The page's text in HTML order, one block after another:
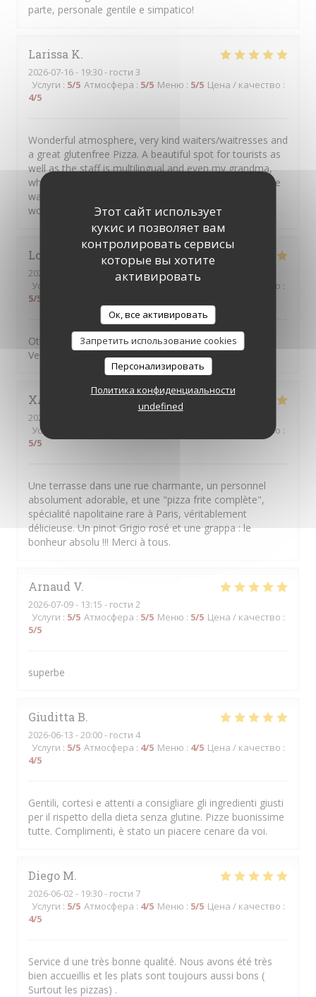
Этот сайт использует
кукис и позволяет вам
контролировать сервисы
которые вы хотите
активировать
Ок, все активировать
Запретить использование cookies
Персонализировать
Политика конфиденциальности
undefined
parte, personale gentile e simpatico!
Larissa K
2026-07-16- 19:30 - гости 3
Услуги : 5/5 Атмосфера : 5/5 Меню : 5/5 Цена / качество :
4/5
Wonderful atmosphere, very kind waiters/waitresses and
a great glutenfree Pizza. A beautiful spot for tourists as
well as the staff is multilingual and even my grandma,
who only speaks german was able to talk to one of the
waitresses in german ;) 10/10 experience, definitely
would eat here again🫶
Lorai
2026-07-17
- 19:45 - гости 2
Услуги
Меню Цена / качество :
5/5
Ottima pizza, personale attento, gentille e sorridente.
Vengo da anni e mai deluso
XAVIER
2026-07-10
Услуги
Цена / качество :
5/5
Une terrasse dans une rue charmante, un personnel
absolument adorable, et une "pizza frite complète",
spécialité napolitaine rare à Paris, véritablement
délicieuse. Un pinot Grigio rosé et une grappa : le
bonheur absolu !!! Merci à tous.
Arnaud V
2026-07-09- 13:15 - гости 2
Услуги : 5/5 Атмосфера : 5/5 Меню : 5/5 Цена / качество :
5/5
superbe
Giuditta B
2026-06-13 - 20:00 - гости 4
Услуги : 5/5 Атмосфера : 4/5 Меню : 4/5 Цена / качество :
4/5
Gentili, cortesi e attenti a consigliare gli ingredienti giusti
per il rispetto della dieta senza glutine. Pizze buonissime
tutte. Complimenti, è stato un piacere cenare da voi.
Diego M
2026-06-02 - 19:30 - гости 7
Услуги : 5/5 Атмосфера : 4/5 Меню : 5/5 Цена / качество :
4/5
Service d une très bonne qualité. Nous avons été très
bien accueillis et les plats sont toujours aussi bons (
Surtout les pizzas) .